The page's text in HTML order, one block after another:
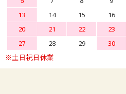
13
14 15 16
20
21 22 23
27
28 29 30